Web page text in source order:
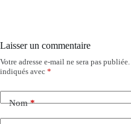
Laisser un commentaire
Votre adresse e-mail ne sera pas publiée.
indiqués avec *
Nom*